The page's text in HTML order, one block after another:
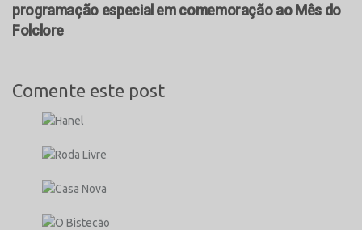
programação especial em comemoração ao Mês do
Folclore
Comente este post